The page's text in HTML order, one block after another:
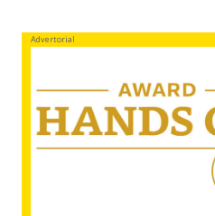
Advertorial